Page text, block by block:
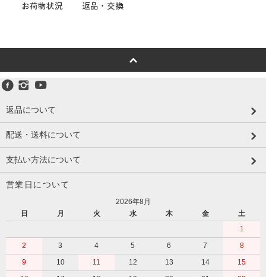
お荷物状況 返品・交換
返品について
配送・送料について
支払い方法について
営業日について
2026年8月
日
月 火 水 木 金
土
1
2
3 4 5 6 7
8
9
10 11 12 13 14
15